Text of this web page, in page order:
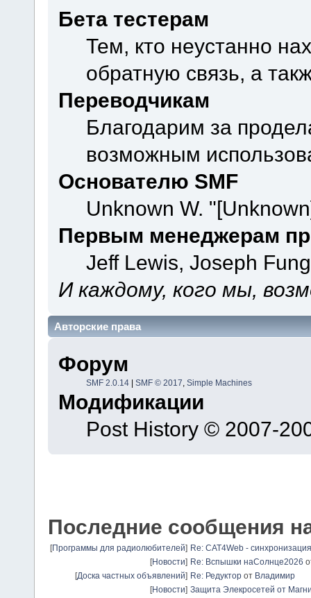
Бета тестерам
Тем, кто неустанно
обратную связь, а
Переводчикам
Благодарим за
возможным
Основателю SMF
Unknown W.
Первым менеджерам
Jeff Lewis, Joseph
И каждому, кого мы,
Авторские права
Форум
SMF 2.0.14| SMF © 2017 Simple Machines
Модификации
Post History © 2007-
Последние сообщения
[Программы для радиолюбителей] Re: CAT4Web -
[Новости] Re: Вспышки наСолнце2026
[Доска частных объявлений] Re: Редуктор от Владимир
[Новости] Защита Элекросетей от